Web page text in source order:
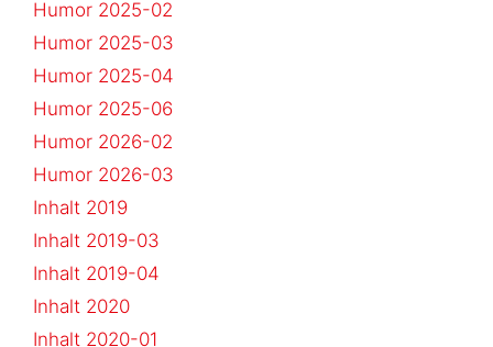
Humor 2025-02
Humor 2025-03
Humor 2025-04
Humor 2025-06
Humor 2026-02
Humor 2026-03
Inhalt 2019
Inhalt 2019-03
Inhalt 2019-04
Inhalt 2020
Inhalt 2020-01